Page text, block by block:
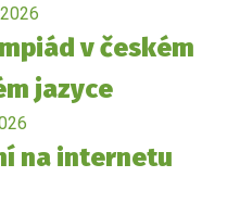
v českém
jazyce
na internetu